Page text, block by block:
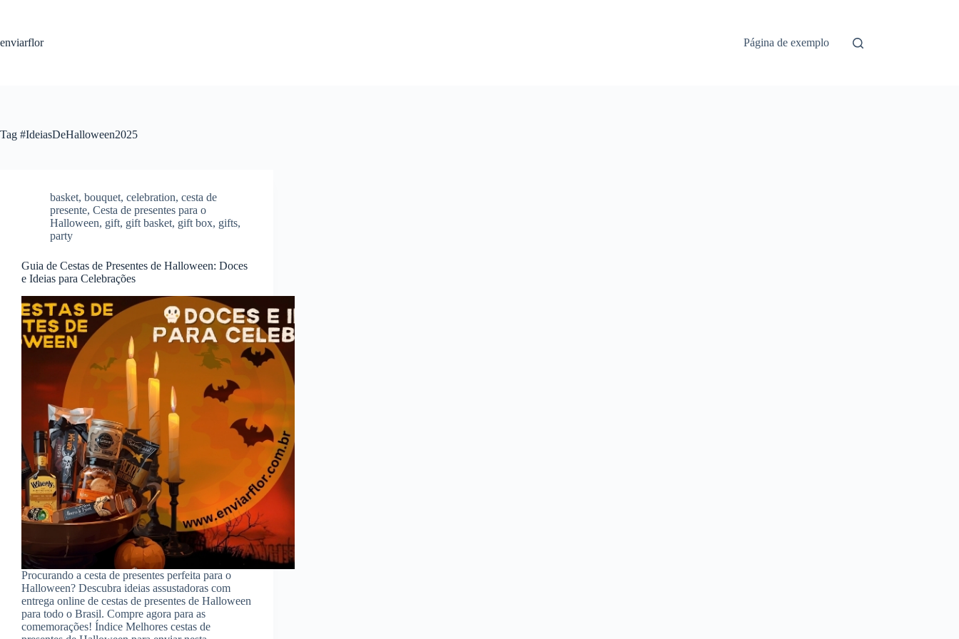
i
e
enviarflor Página de exemplo
Tag #IdeiasDeHalloween2025
basket, bouquet, celebration, cesta de
presente, Cesta de presentes para o
Halloween, gift, gift basket, gift box, gifts,
party
Guia de Cestas de Presentes de Halloween: Doces
e Ideias para Celebrações
Procurando a cesta de presentes perfeita para o
Halloween? Descubra ideias assustadoras com
entrega online de cestas de presentes de Halloween
para todo o Brasil. Compre agora para as
comemorações! Índice Melhores cestas de